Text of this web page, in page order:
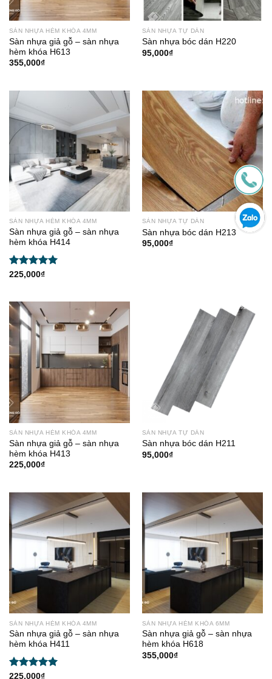
SÀN NHỰA HÈM KHÓA 4MM
Sàn nhựa giả gỗ – sàn nhựa
hèm khóa H613
355,000₫
SÀN NHỰA TỰ DÁN
Sàn nhựa bóc dán H220
95,000₫
SÀN NHỰA HÈM KHÓA 4MM
Sàn nhựa giả gỗ – sàn nhựa
hèm khóa H414
Được xếp
225,000₫
SÀN NHỰA TỰ DÁN
Sàn nhựa bóc dán H213
95,000₫
SÀN NHỰA HÈM KHÓA 4MM
Sàn nhựa giả gỗ – sàn nhựa
hèm khóa H413
225,000₫
SÀN NHỰA TỰ DÁN
Sàn nhựa bóc dán H211
95,000₫
SÀN NHỰA HÈM KHÓA 4MM
Sàn nhựa giả gỗ – sàn nhựa
hèm khóa H411
Được xếp
225,000₫
SÀN NHỰA HÈM KHÓA 6MM
Sàn nhựa giả gỗ – sàn nhựa
hèm khóa H618
355,000₫